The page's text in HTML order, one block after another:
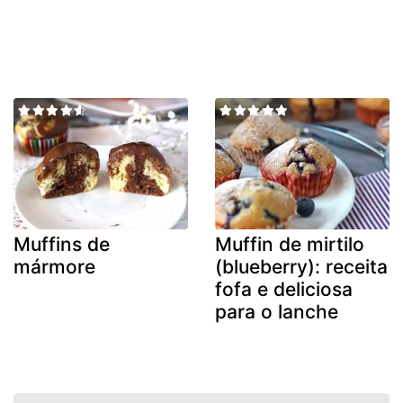
Muffins de
mármore
Muffin de mirtilo
(blueberry): receita
fofa e deliciosa
para o lanche